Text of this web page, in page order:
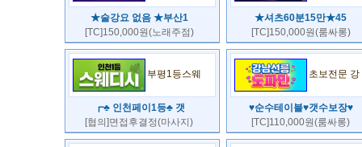
★술강요 없음 ★부산1
[TC]150,000원(노래주점)
★셔츠60분15만★45
[TC]150,000원(룸싸롱)
부평1등스웨
┏♣ 인천페이1등♣ 갯
[협의]면접후결정(마사지)
초보전문 강
♥순수테이블♥갯수보장♥
[TC]110,000원(룸싸롱)